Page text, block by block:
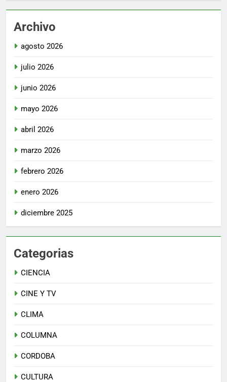
Archivo
agosto 2026
julio 2026
junio 2026
mayo 2026
abril 2026
marzo 2026
febrero 2026
enero 2026
diciembre 2025
Categorias
CIENCIA
CINE Y TV
CLIMA
COLUMNA
CORDOBA
CULTURA